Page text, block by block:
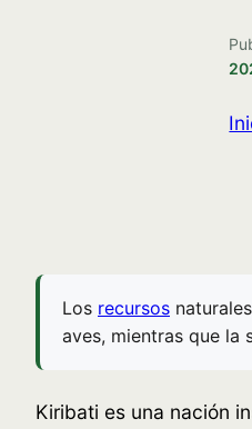
Los recursos
aves, mientras que la
Kiribati es una nación